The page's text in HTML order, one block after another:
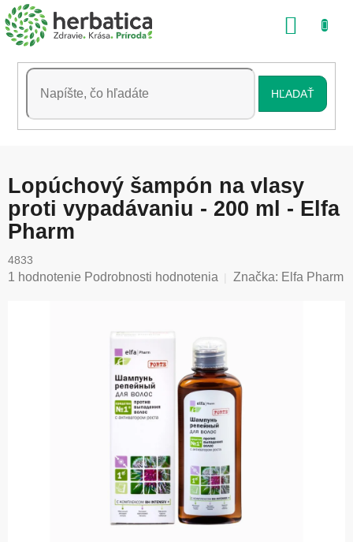
Prejsť
na
obsah
HĽADAŤ
Lopúchový šampón na vlasy
proti vypadávaniu - 200 ml - Elfa
Pharm
4833
Priemerné
1 hodnotenie Podrobnosti hodnotenia Značka: Elfa Pharm